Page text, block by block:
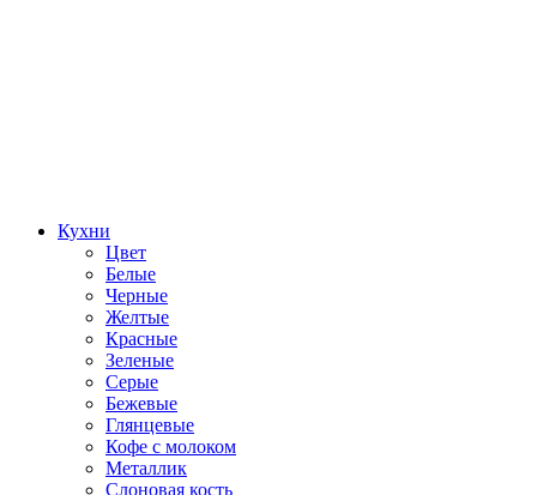
Кухни
Цвет
Белые
Черные
Желтые
Красные
Зеленые
Серые
Бежевые
Глянцевые
Кофе с молоком
Металлик
Слоновая кость